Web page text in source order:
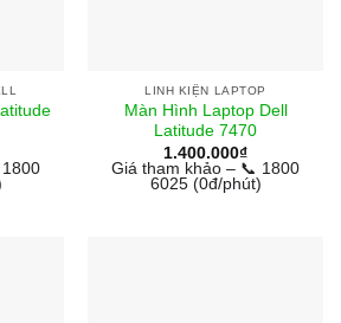
LINH KIỆN LAPTOP
Màn Hình Laptop Dell
Latitude 7470
1.400.000₫
Giá tham khảo – 📞 1800
6025 (0đ/phút)